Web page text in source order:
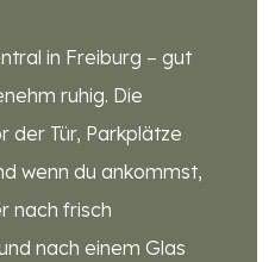
in Freiburg – gut
ruhig. Die
der Tür, Parkplätze
wenn du ankommst,
nach frisch
nach einem Glas